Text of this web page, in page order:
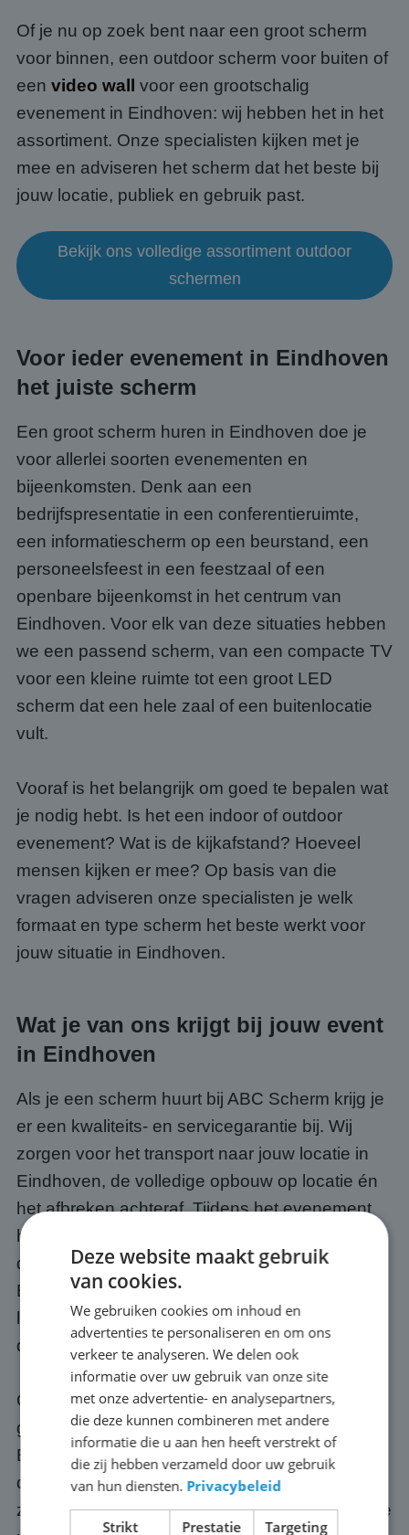
Of je nu op zoek bent naar een groot scherm
voor binnen, een outdoor scherm voor buiten of
een video wall
voor een grootschalig
evenement in Eindhoven: wij hebben het in het
assortiment. Onze specialisten kijken met je
mee en adviseren het scherm dat het beste bij
jouw locatie, publiek en gebruik past.
Bekijk ons volledige assortiment outdoor
schermen
Voor ieder evenement in Eindhoven
het juiste scherm
Een groot scherm huren in Eindhoven doe je
voor allerlei soorten evenementen en
bijeenkomsten. Denk aan een
bedrijfspresentatie in een conferentieruimte,
een informatiescherm op een beurstand, een
personeelsfeest in een feestzaal of een
openbare bijeenkomst in het centrum van
Eindhoven. Voor elk van deze situaties hebben
we een passend scherm, van een compacte TV
voor een kleine ruimte tot een groot LED
scherm dat een hele zaal of een buitenlocatie
vult.
Vooraf is het belangrijk om goed te bepalen wat
je nodig hebt. Is het een indoor of outdoor
evenement? Wat is de kijkafstand? Hoeveel
mensen kijken er mee? Op basis van die
vragen adviseren onze specialisten je welk
formaat en type scherm het beste werkt voor
jouw situatie in Eindhoven.
Wat je van ons krijgt bij jouw event
in Eindhoven
Als je een scherm huurt bij ABC Scherm krijg je
er een kwaliteits- en servicegarantie bij. Wij
zorgen voor het transport naar jouw locatie in
Eindhoven, de volledige opbouw op locatie én
het afbreken achteraf. Tijdens het evenement
hoef jij je geen moment zorgen te maken over
de techniek, dat is onze verantwoordelijkheid.
Bovendien weten we precies wat we moeten
leveren voor tien mensen, tienduizend én alles
daartussenin.
Optioneel regelen we ook een passende
geluidsinstallatie, zodat jouw publiek in
Eindhoven ook het commentaar, de muziek of
de presentatie goed meekrijgt. Onze schermen
zijn altijd up-to-date: we investeren continu in de
Deze website maakt gebruik
van cookies.
We gebruiken cookies om inhoud en
advertenties te personaliseren en om ons
verkeer te analyseren. We delen ook
informatie over uw gebruik van onze site
met onze advertentie- en analysepartners,
die deze kunnen combineren met andere
informatie die u aan hen heeft verstrekt of
die zij hebben verzameld door uw gebruik
van hun diensten. Privacybeleid
Strikt
Prestatie Targeting